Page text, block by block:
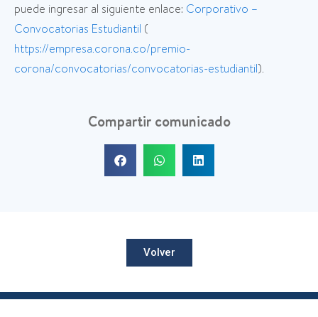
puede ingresar al siguiente enlace: Corporativo –
Convocatorias Estudiantil (
https://empresa.corona.co/premio-
corona/convocatorias/convocatorias-estudiantil).
Compartir comunicado
Volver